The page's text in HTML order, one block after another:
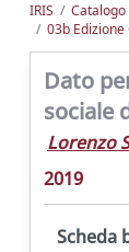
IRIS Catalogo
03b Edizione
Dato
sociale
Lorenzo
2019
Scheda